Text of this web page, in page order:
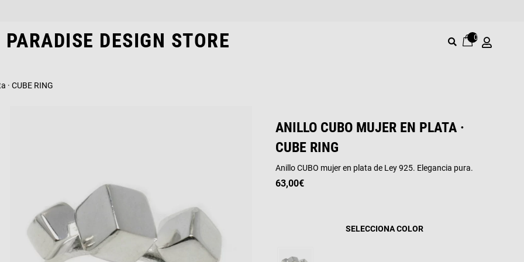
PARADISE DESIGN STORE 0
· CUBE RING
ANILLO CUBO MUJER EN PLATA ·
CUBE RING
Anillo CUBO mujer en plata de Ley 925. Elegancia pura.
63,00€
COLOR